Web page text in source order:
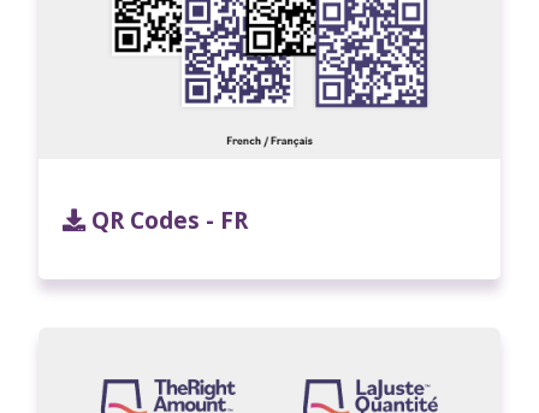
QR Codes - FR